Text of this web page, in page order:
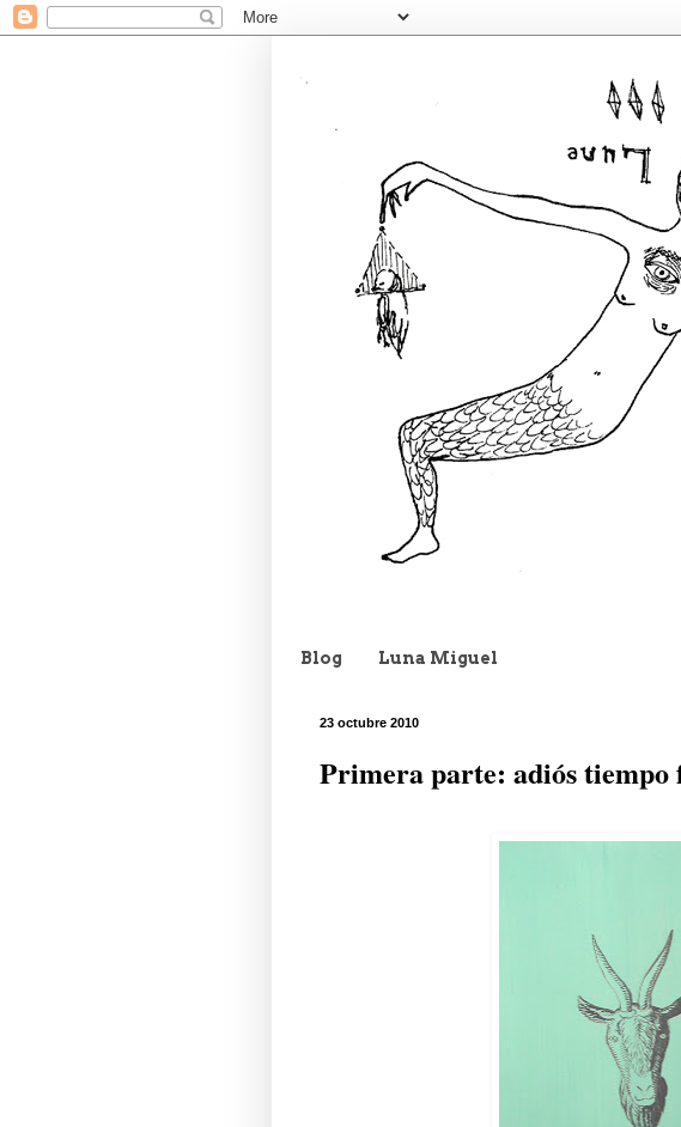
Blog Luna Miguel
23 octubre 2010
Primera parte: adiós tiempo